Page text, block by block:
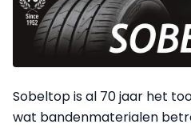
Sobeltop is al 70 jaar het
wat bandenmaterialen